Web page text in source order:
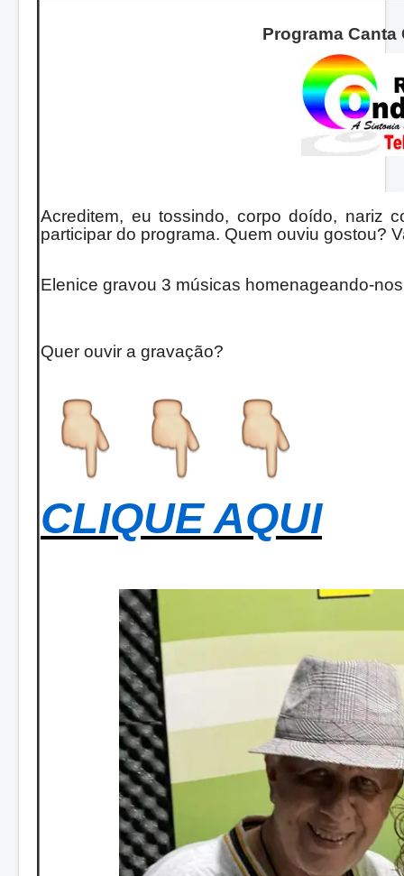
Programa
Acreditem, eu tossindo, corpo doído, nariz
participar do programa. Quem ouviu gostou?
Elenice gravou 3 músicas homenageando-
Quer ouvir a gravação?
CLIQUE AQUI